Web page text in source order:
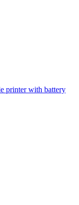
printer with battery